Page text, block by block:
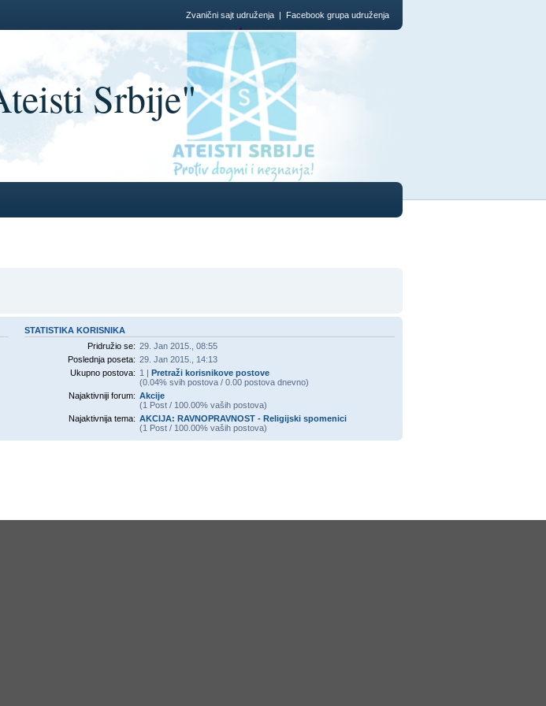
Facebook grupa udruženja
|
Zvanični sajt udruženja
Srbije"
STATISTIKA KORISNIKA
Pridružio se: 29. Jan 2015., 08:55
Poslednja poseta: 29. Jan 2015., 14:13
Ukupno postova: 1 | Pretraži korisnikove postove
(0.04% svih postova / 0.00 postova dnevno)
Najaktivniji forum: Akcije
(1 Post / 100.00% vaših postova)
Najaktivnija tema: AKCIJA: RAVNOPRAVNOST - Religijski spomenici
(1 Post / 100.00% vaših postova)